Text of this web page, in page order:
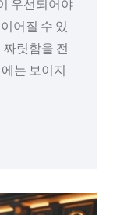
우선되어야
어질 수 있
릿함을 전
는 보이지